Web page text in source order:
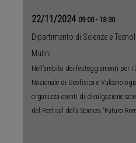
22/11/2024 09:00- 18:30
Dipartimento di Scienze e
Mulini
Nell’ambito dei festeggiamenti per
Nazionale di Geofisica e
organizza eventi di divulgazione
del Festival della Scienza “Futuro